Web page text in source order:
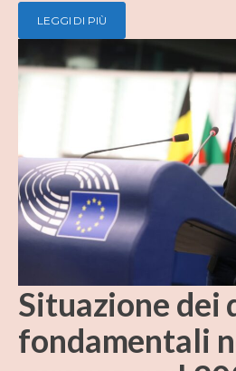
LEGGI DI PIÙ
Situazione
fondamentali